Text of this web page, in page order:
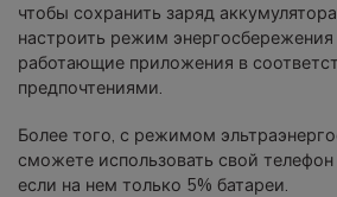
чтобы сохранить заряд
настроить режим
работающие приложения в
предпочтениями.
Более того, с режимом
сможете использовать свой
если на нем только 5% батареи.